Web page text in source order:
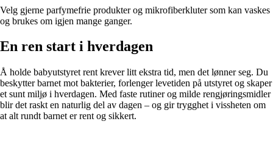
Velg gjerne parfymefrie produkter og mikrofiberkluter som kan vaskes
og brukes om igjen mange ganger.
En ren start i hverdagen
Å holde babyutstyret rent krever litt ekstra tid, men det lønner seg. Du
beskytter barnet mot bakterier, forlenger levetiden på utstyret og skaper
et sunt miljø i hverdagen. Med faste rutiner og milde rengjøringsmidler
blir det raskt en naturlig del av dagen – og gir trygghet i vissheten om
at alt rundt barnet er rent og sikkert.